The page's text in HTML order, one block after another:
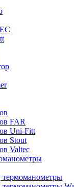
FAR
Uni-Fitt
Stout
Valtec